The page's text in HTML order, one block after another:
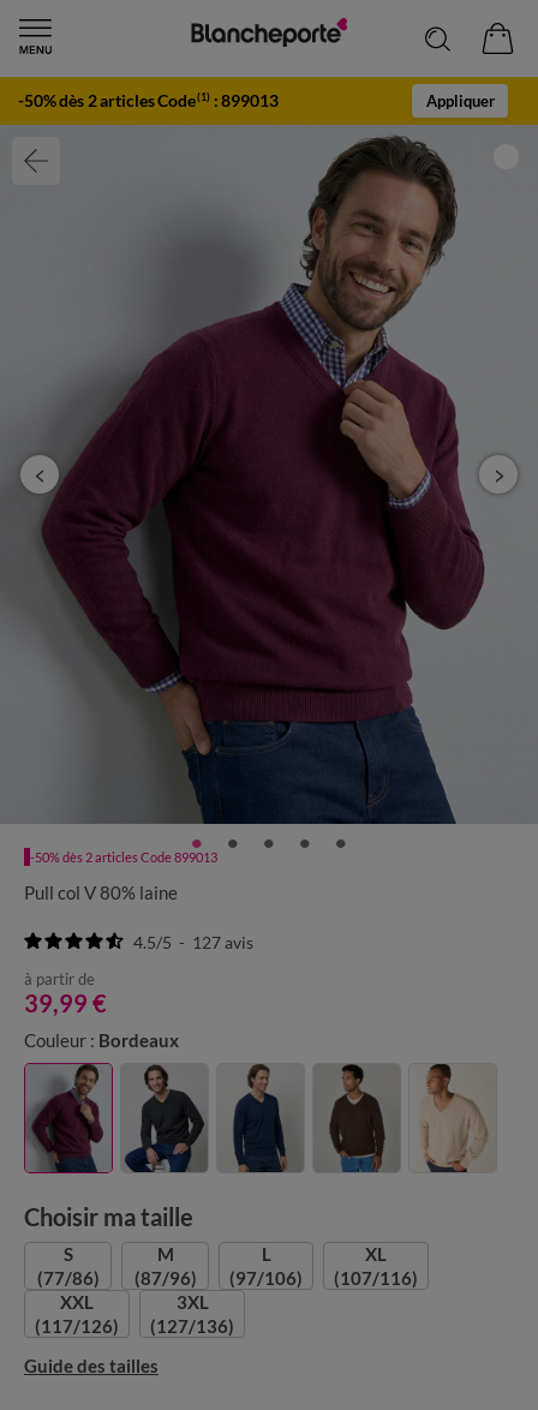
-50% dès 2 articles Code(1) :899013 Appliquer
-50% dès 2 articles Code 899013
Pull col V 80% laine
4.5/5 - 127avis
à partir de
39,99 €
Couleur : Bordeaux
Choisir ma taille
S
(77/86)
M
(87/96)
L
(97/106)
XL
(107/116)
XXL
(117/126)
3XL
(127/136)
Guide des tailles